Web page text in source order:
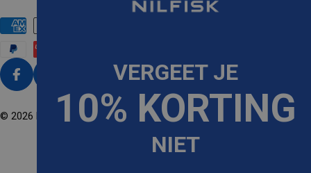
/
R
G
Facebook Youtube
© 2026 Nilfisk . Powered by Shopify
VERGEET JE
10% KORTING
NIET